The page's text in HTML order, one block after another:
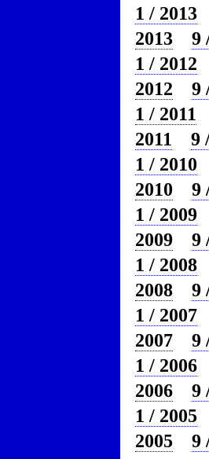
1 / 2013
2013
9
1 / 2012
2012
9
1 / 2011
2011
9
1 / 2010
2010
9
1 / 2009
2009
9
1 / 2008
2008
9
1 / 2007
2007
9
1 / 2006
2006
9
1 / 2005
2005
9